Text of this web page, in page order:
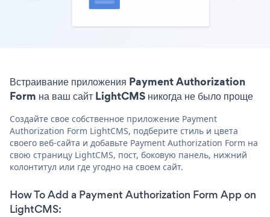
Встраивание приложения Payment Authorization
Form на ваш сайт LightCMS никогда не было проще
Создайте свое собственное приложение Payment
Authorization Form LightCMS, подберите стиль и цвета
своего веб-сайта и добавьте Payment Authorization Form на
свою страницу LightCMS, пост, боковую панель, нижний
колонтитул или где угодно на своем сайт.
How To Add a Payment Authorization Form App on
LightCMS: